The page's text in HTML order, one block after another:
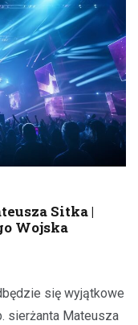
Sitka |
Wojska
się wyjątkowe
sierżanta Mateusza